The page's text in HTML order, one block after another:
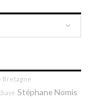
Bretagne
Stéphane Nomis